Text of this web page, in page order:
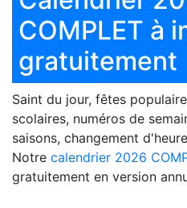
COMPLET à
gratuitement
Saint du jour, fêtes
scolaires, numéros de
saisons, changement
Notre calendrier 2026
gratuitement en version